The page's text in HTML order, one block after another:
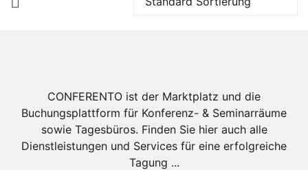
CONFERENTO ist der Marktplatz und die
Buchungsplattform für Konferenz- & Seminarräume
sowie Tagesbüros. Finden Sie hier auch alle
Dienstleistungen und Services für eine erfolgreiche
Tagung ...